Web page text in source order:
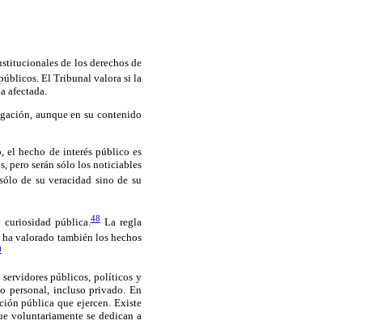
de los derechos de
El Tribunal valora si la
afectada.
aunque en su contenido
el hecho de interés público es
pero serán sólo los noticiables
de su veracidad sino de su
pública.48La regla
valorado también los hechos
servidores públicos, políticos y
personal, incluso privado. En
pública que ejercen. Existe
voluntariamente se dedican a